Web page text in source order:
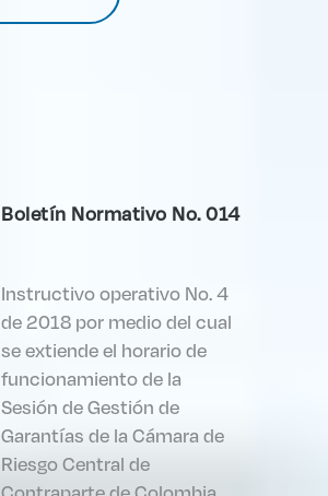
Boletín Normativo No. 014
Instructivo operativo No. 4
de 2018 por medio del cual
se extiende el horario de
funcionamiento de la
Sesión de Gestión de
Garantías de la Cámara de
Riesgo Central de